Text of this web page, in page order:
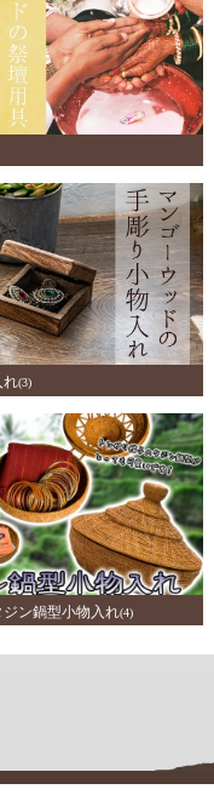
れ(3)
ン鍋型小物入れ(4)